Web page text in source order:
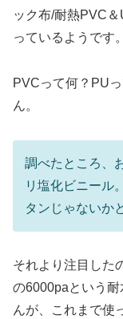
ック布/耐熱PVC
っているようです。
PVCって何？PU
ん。
調べたところ、
リ塩化ビニール。
タンじゃないか
それより注目した
の6000paという
んが、これまで使